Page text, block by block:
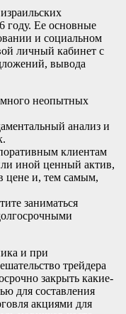
году. Ее основные
и социальном
личный кабинет с
вывода
много неопытных
анализ и
клиентам
иной ценный актив,
цене и, тем самым,
заниматься
и при
трейдера
закрыть какие-
для составления
акциями для